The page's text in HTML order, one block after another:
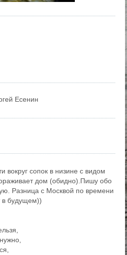
Есенин
вокруг сопок в низине с видом
дом (обидно).Пишу обо
Разница с Москвой по времени
в будущем))